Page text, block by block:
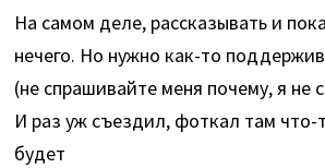
На самом деле, рассказывать и
нечего. Но нужно как-то
(не спрашивайте меня почему, я не
И раз уж съездил, фоткал там что-
будет